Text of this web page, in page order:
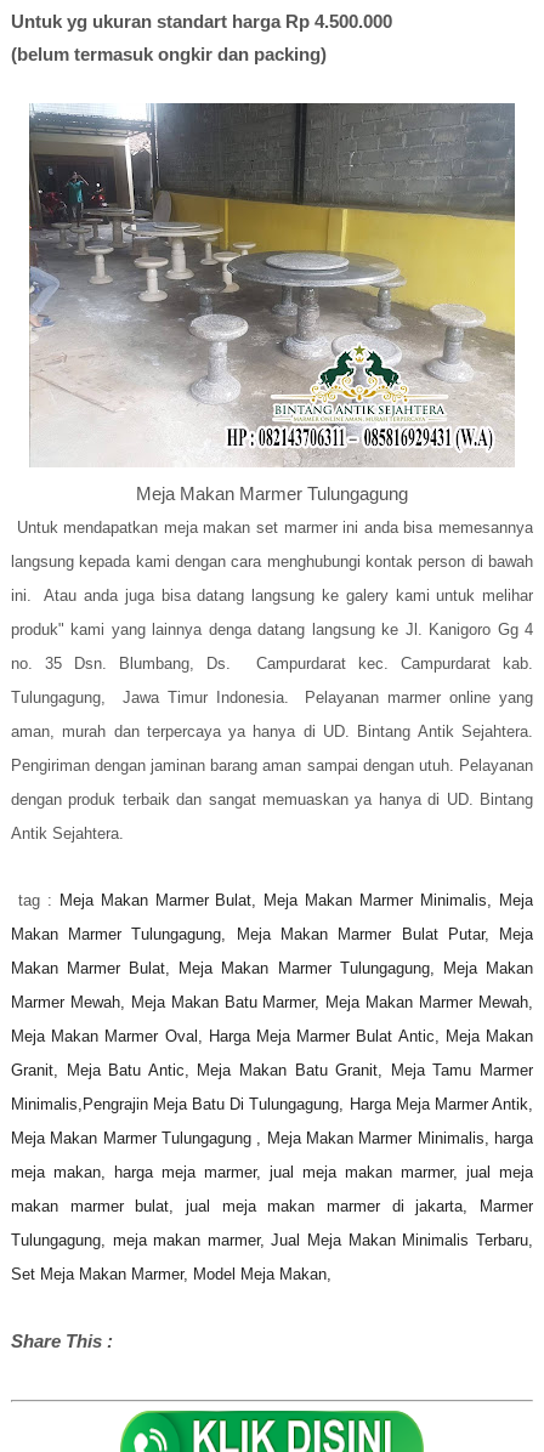
Untuk yg ukuran standart harga Rp 4.500.000
(belum termasuk ongkir dan packing)
Meja Makan Marmer Tulungagung
Untuk mendapatkan meja makan set marmer ini anda bisa memesannya
langsung kepada kami dengan cara menghubungi kontak person di bawah
ini. Atau anda juga bisa datang langsung ke galery kami untuk melihar
produk" kami yang lainnya denga datang langsung ke Jl. Kanigoro Gg 4
no. 35 Dsn. Blumbang, Ds. Campurdarat kec. Campurdarat kab.
Tulungagung, Jawa Timur Indonesia. Pelayanan marmer online yang
aman, murah dan terpercaya ya hanya di UD. Bintang Antik Sejahtera.
Pengiriman dengan jaminan barang aman sampai dengan utuh. Pelayanan
dengan produk terbaik dan sangat memuaskan ya hanya di UD. Bintang
Antik Sejahtera.
tag : Meja Makan Marmer Bulat, Meja Makan Marmer Minimalis, Meja
Makan Marmer Tulungagung, Meja Makan Marmer Bulat Putar, Meja
Makan Marmer Bulat, Meja Makan Marmer Tulungagung, Meja Makan
Marmer Mewah, Meja Makan Batu Marmer, Meja Makan Marmer Mewah,
Meja Makan Marmer Oval, Harga Meja Marmer Bulat Antic, Meja Makan
Granit, Meja Batu Antic, Meja Makan Batu Granit,
Meja Tamu Marmer
Minimalis,Pengrajin Meja Batu Di Tulungagung, Harga Meja Marmer Antik,
Meja Makan Marmer Tulungagung , Meja Makan Marmer Minimalis, harga
meja makan, harga meja marmer, jual meja makan marmer, jual meja
makan marmer bulat, jual meja makan marmer di jakarta, Marmer
Tulungagung, meja makan marmer, Jual Meja Makan Minimalis Terbaru,
Set Meja Makan Marmer, Model Meja Makan,
Share This :